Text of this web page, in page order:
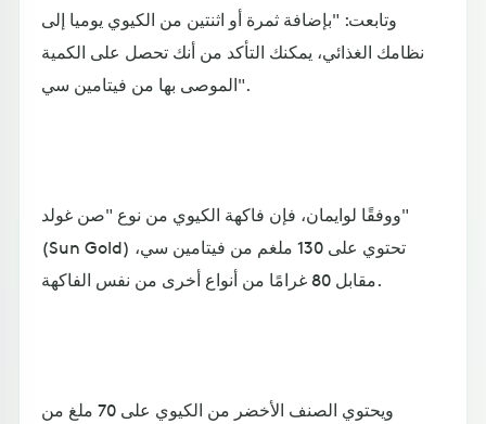
وتابعت: "بإضافة ثمرة أو اثنتين من الكيوي يوميا إلى
نظامك الغذائي، يمكنك التأكد من أنك تحصل على الكمية
الموصى بها من فيتامين سي".
ووفقًا لوايمان، فإن فاكهة الكيوي من نوع "صن غولد"
(Sun Gold) تحتوي على 130 ملغم من فيتامين سي،
مقابل 80 غرامًا من أنواع أخرى من نفس الفاكهة.
ويحتوي الصنف الأخضر من الكيوي على 70 ملغ من